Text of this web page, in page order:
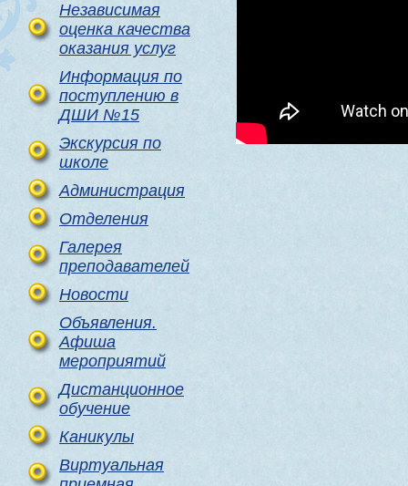
Независимая
оценка качества
оказания услуг
Информация по
поступлению в
ДШИ №15
Экскурсия по
школе
Администрация
Отделения
Галерея
преподавателей
Новости
Объявления.
Афиша
мероприятий
Дистанционное
обучение
Каникулы
Виртуальная